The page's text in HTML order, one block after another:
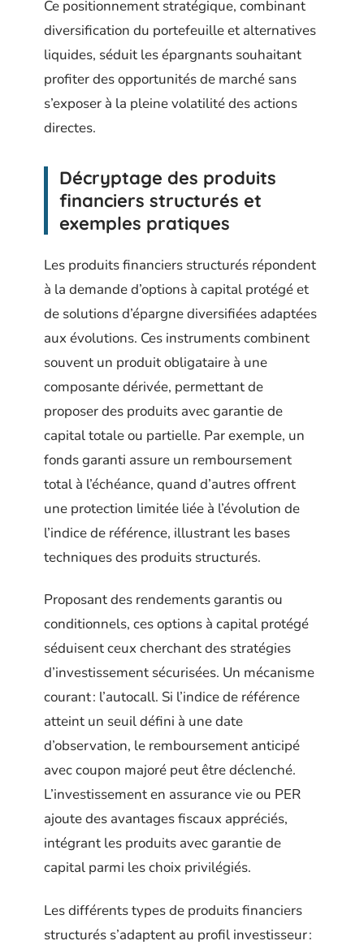
Ce positionnement stratégique, combinant
diversification du portefeuille et alternatives
liquides, séduit les épargnants souhaitant
profiter des opportunités de marché sans
s’exposer à la pleine volatilité des actions
directes.
Décryptage des produits
financiers structurés et
exemples pratiques
Les produits financiers structurés répondent
à la demande d’options à capital protégé et
de solutions d’épargne diversifiées adaptées
aux évolutions. Ces instruments combinent
souvent un produit obligataire à une
composante dérivée, permettant de
proposer des produits avec garantie de
capital totale ou partielle. Par exemple, un
fonds garanti assure un remboursement
total à l’échéance, quand d’autres offrent
une protection limitée liée à l’évolution de
l’indice de référence, illustrant les bases
techniques des produits structurés.
Proposant des rendements garantis ou
conditionnels, ces options à capital protégé
séduisent ceux cherchant des stratégies
d’investissement sécurisées. Un mécanisme
courant : l’autocall. Si l’indice de référence
atteint un seuil défini à une date
d’observation, le remboursement anticipé
avec coupon majoré peut être déclenché.
L’investissement en assurance vie ou PER
ajoute des avantages fiscaux appréciés,
intégrant les produits avec garantie de
capital parmi les choix privilégiés.
Les différents types de produits financiers
structurés s’adaptent au profil investisseur :